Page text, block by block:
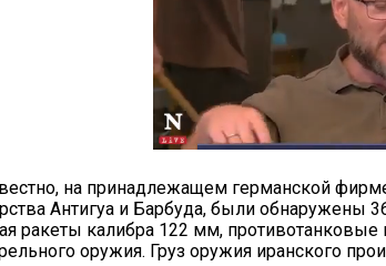
на принадлежащем германской
Антигуа и Барбуда, были обнаружены
ракеты калибра 122 мм,
оружия. Груз оружия иранского